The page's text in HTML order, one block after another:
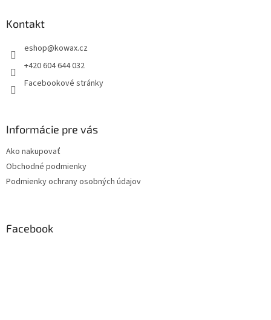
Kontakt
eshop@kowax.cz
+420 604 644 032
Facebookové stránky
Informácie pre vás
Ako nakupovať
Obchodné podmienky
Podmienky ochrany osobných údajov
Facebook